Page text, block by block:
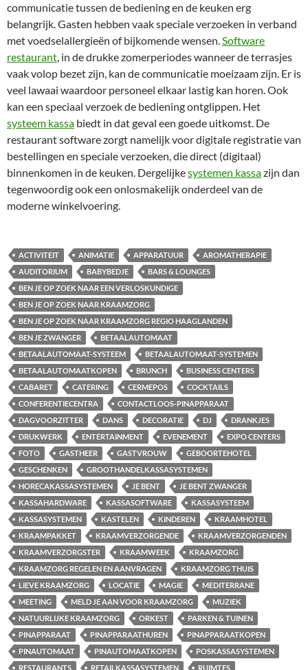
communicatie tussen de bediening en de keuken erg
belangrijk. Gasten hebben vaak speciale verzoeken in verband
met voedselallergieën of bijkomende wensen.Software
restaurant, in de drukke zomerperiodes wanneer de terrasjes
vaak volop bezet zijn, kan de communicatie moeizaam zijn. Er is
veel lawaai waardoor personeel elkaar lastig kan horen. Ook
kan een speciaal verzoek de bediening ontglippen. Het
systeem kassa biedt in dat geval een goede uitkomst. De
restaurant software zorgt namelijk voor digitale registratie van
bestellingen en speciale verzoeken, die direct (digitaal)
binnenkomen in de keuken. Dergelijkesystemen kassazijn dan
tegenwoordig ook een onlosmakelijk onderdeel van de
moderne winkelvoering.
ACTIVITEIT ANIMATIE APPARATUUR
AROMATHERAPIE
AUDITORIUM
BABYBEDJE
BARS & LOUNGES
BEN JE OP ZOEK NAAR EEN VERLOSKUNDIGE
BEN JE OP ZOEK NAAR KRAAMZORG
BEN JE OP ZOEK NAAR KRAAMZORG REGIO HAAGLANDEN
BEN JE ZWANGER
BETAALAUTOMAAT
BETAALAUTOMAAT-SYSTEEM
BETAALAUTOMAAT-SYSTEMEN
BETAALAUTOMAATKOPEN
BRUNCH
BUSINESS CENTERS
CABARET
CATERING CERMEPOS
COCKTAILS
CONFERENTIECENTRA
CONTACTLOOS-PINAPPARAAT
DAGVOORZITTER
DANS DECORATIE DJ
DRANKJES
DRUKWERK
ENTERTAINMENT EVENEMENT
EXPO CENTERS
FOTO
GASTHEER GASTVROUW
GEBOORTEHOTEL
GESCHENKEN
GROOTHANDELKASSASYSTEMEN
HORECAKASSASYSTEMEN
JE BENT
JE BENT ZWANGER
KASSAHARDWARE
KASSASOFTWARE
KASSASYSTEEM
KASSASYSTEMEN
KASTELEN KINDEREN
KRAAMHOTEL
KRAAMPAKKET
KRAAMVERZORGENDE
KRAAMVERZORGENDEN
KRAAMVERZORGSTER
KRAAMWEEK
KRAAMZORG
KRAAMZORG REGELEN EN AANVRAGEN
KRAAMZORG THUIS
LIEVE KRAAMZORG
LOCATIE MAGIE
MEDITERRANE
MEETING
MELD JE AAN VOOR KRAAMZORG
MUZIEK
NATUURLIJKE KRAAMZORG
ORKEST
PARKEN & TUINEN
PINAPPARAAT
PINAPPARAATHUREN
PINAPPARAATKOPEN
PINAUTOMAAT
PINAUTOMAATKOPEN
POSKASSASYSTEMEN
RESTAURANTS
RETAILKASSASYSTEMEN
RUIMTES